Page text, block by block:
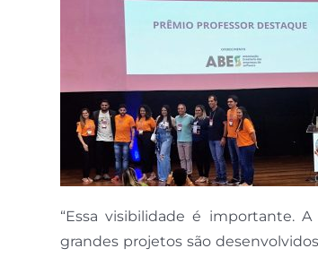
“Essa visibilidade é importante.
grandes projetos são